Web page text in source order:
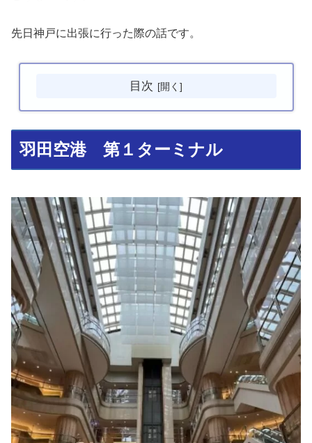
先日神戸に出張に行った際の話です。
目次
羽田空港 第１ターミナル